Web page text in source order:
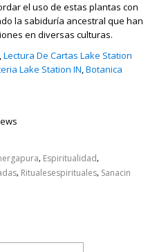
el uso de estas plantas con
la sabiduría ancestral que han
en diversas culturas.
,Lectura De Cartas Lake Station
Lake Station IN,Botanica
, Espiritualidad,
, Ritualesespirituales, Sanacin